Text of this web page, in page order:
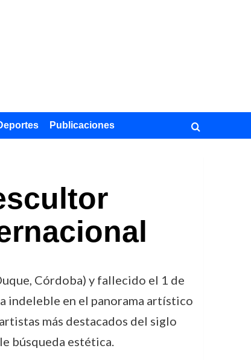
Publicaciones
Córdoba) y fallecido el 1 de
indeleble en el panorama artístico
más destacados del siglo
búsqueda estética.